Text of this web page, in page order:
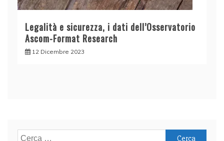
Legalità e sicurezza, i dati dell’Osservatorio
Ascom-Format Research
12 Dicembre 2023
Ricerca